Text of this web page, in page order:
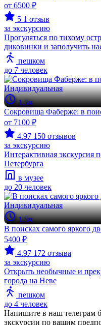
от 6500 ₽
5 1 отзыв
за экскурсию
Прогуляться по тихому
диковинки и заполучить
пешком
до 7 человек
Индивидуальная
1.5ч
Сокровища Фаберже: в
от 7100 ₽
4.97 150 отзывов
за экскурсию
Интерактивная экскурсия
Петербурга
в музее
до 20 человек
Индивидуальная
1.5ч
В поисках самого яркого
5400 ₽
4.97 172 отзыва
за экскурсию
Открыть необычные и
города на Неве
пешком
до 4 человек
Напишите в наш телеграм
экскурсии по вашим